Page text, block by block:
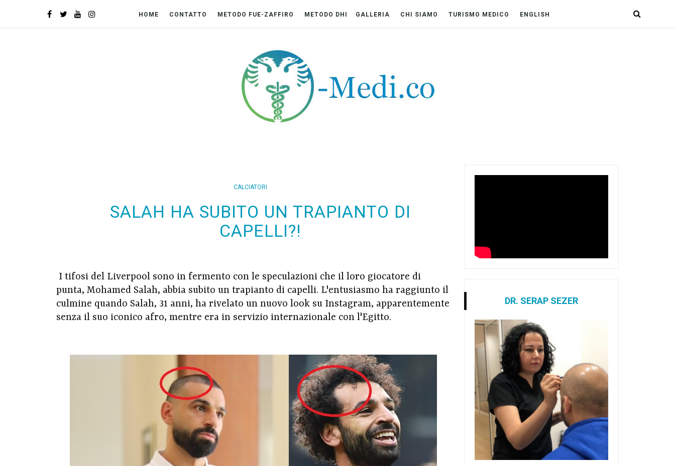
HOME CONTATTO METODO FUE-ZAFFIRO METODO DHI GALLERIA CHI SIAMO TURISMO MEDICO ENGLISH
CALCIATORI
SALAH HA SUBITO UN TRAPIANTO DI
CAPELLI?!
I tifosi del Liverpool sono in fermento con le speculazioni che il loro giocatore di
punta, Mohamed Salah, abbia subito un trapianto di capelli. L'entusiasmo ha raggiunto il
culmine quando Salah, 31 anni, ha rivelato un nuovo look su Instagram, apparentemente
senza il suo iconico afro, mentre era in servizio internazionale con l'Egitto.
DR. SERAP SEZER